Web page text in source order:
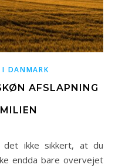
I DANMARK
AFSLAPNING
endda bare overvejet